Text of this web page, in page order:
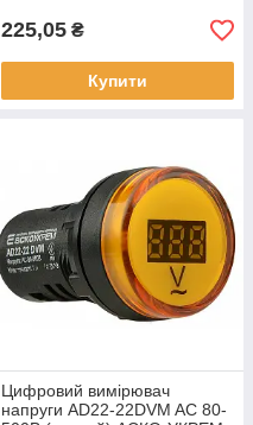
225,05 ₴
Купити
Цифровий вимірювач
напруги AD22-22DVM AC 80-